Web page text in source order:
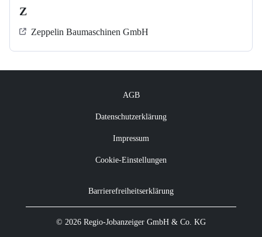
Z
Zeppelin Baumaschinen GmbH
AGB
Datenschutzerklärung
Impressum
Cookie-Einstellungen
Barrierefreiheitserklärung
© 2026 Regio-Jobanzeiger GmbH & Co. KG